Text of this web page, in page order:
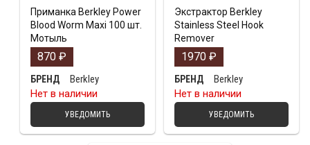
Приманка Berkley Power
Blood Worm Maxi 100 шт.
Мотыль
870 ₽
БРЕНД
Berkley
Нет в наличии
УВЕДОМИТЬ
Экстрактор Berkley
Stainless Steel Hook
Remover
1970 ₽
БРЕНД
Berkley
Нет в наличии
УВЕДОМИТЬ